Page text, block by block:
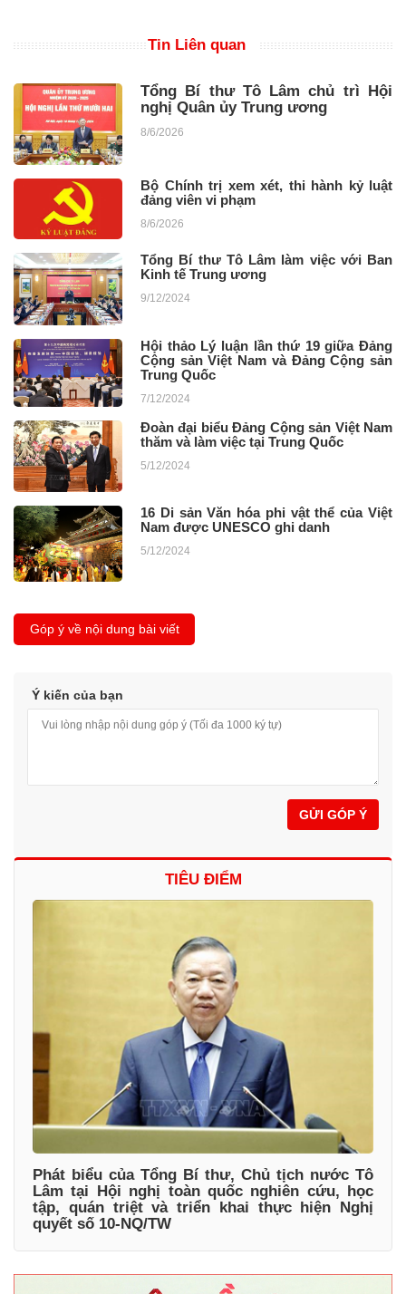
Tin Liên quan
Tổng Bí thư Tô Lâm chủ trì Hội
nghị Quân ủy Trung ương
8/6/2026
Bộ Chính trị xem xét, thi hành kỷ luật
đảng viên vi phạm
8/6/2026
Tổng Bí thư Tô Lâm làm việc với Ban
Kinh tế Trung ương
9/12/2024
Hội thảo Lý luận lần thứ 19 giữa Đảng
Cộng sản Việt Nam và Đảng Cộng sản
Trung Quốc
7/12/2024
Đoàn đại biểu Đảng Cộng sản Việt Nam
thăm và làm việc tại Trung Quốc
5/12/2024
16 Di sản Văn hóa phi vật thể của Việt
Nam được UNESCO ghi danh
5/12/2024
Góp ý về nội dung bài viết
Ý kiến của bạn
GỬI GÓP Ý
TIÊU ĐIỂM
Phát biểu của Tổng Bí thư, Chủ tịch nước Tô
Lâm tại Hội nghị toàn quốc nghiên cứu, học
tập, quán triệt và triển khai thực hiện Nghị
quyết số 10-NQ/TW